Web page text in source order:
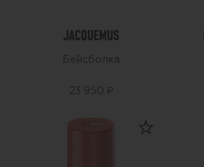
Бейсболка
23 950 ₽